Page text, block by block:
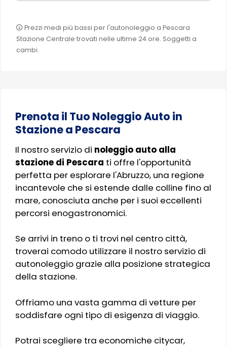
Prezzi medi più bassi per l'autonoleggio a Pescara
Stazione Centrale trovati nelle ultime 24 ore. Soggetti a
cambi.
Prenota il Tuo Noleggio Auto in
Stazione a Pescara
Il nostro servizio di noleggio auto alla
stazione di Pescara ti offre l'opportunità
perfetta per esplorare l'Abruzzo, una regione
incantevole che si estende dalle colline fino al
mare, conosciuta anche per i suoi eccellenti
percorsi enogastronomici.
Se arrivi in treno o ti trovi nel centro città,
troverai comodo utilizzare il nostro servizio di
autonoleggio grazie alla posizione strategica
della stazione.
Offriamo una vasta gamma di vetture per
soddisfare ogni tipo di esigenza di viaggio.
Potrai scegliere tra economiche citycar,